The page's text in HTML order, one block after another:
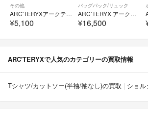
その他
ARC'TERYXアークテリクス Cierzo18 シエルゾ18 18Lバックパック リュック【18L】【MBGA80499】
¥5,100
バッグパック/リュック
ARC’TERYX アークテリクス Granville 16 グランヴィル16 リュック バックパック グレー
¥16,500
ARC'TERYXで人気のカテゴリーの買取情報
Tシャツ/カットソー(半袖/袖なし)の買取 ショル